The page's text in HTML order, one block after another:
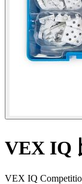
VEX IQ
VEX IQ